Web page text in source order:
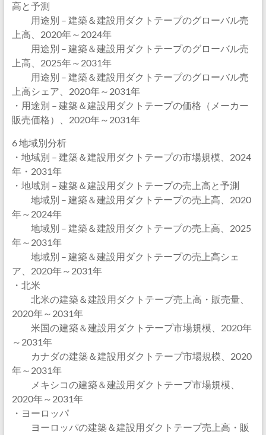
高と予測
用途別 – 建築＆建設用ダクトテープのグローバル売
上高、2020年～2024年
用途別 – 建築＆建設用ダクトテープのグローバル売
上高、2025年～2031年
用途別 – 建築＆建設用ダクトテープのグローバル売
上高シェア、2020年～2031年
・用途別 – 建築＆建設用ダクトテープの価格（メーカー
販売価格）、2020年～2031年
6 地域別分析
・地域別 – 建築＆建設用ダクトテープの市場規模、2024
年・2031年
・地域別 – 建築＆建設用ダクトテープの売上高と予測
地域別 – 建築＆建設用ダクトテープの売上高、2020
年～2024年
地域別 – 建築＆建設用ダクトテープの売上高、2025
年～2031年
地域別 – 建築＆建設用ダクトテープの売上高シェ
ア、2020年～2031年
・北米
北米の建築＆建設用ダクトテープ売上高・販売量、
2020年～2031年
米国の建築＆建設用ダクトテープ市場規模、2020年
～2031年
カナダの建築＆建設用ダクトテープ市場規模、2020
年～2031年
メキシコの建築＆建設用ダクトテープ市場規模、
2020年～2031年
・ヨーロッパ
ヨーロッパの建築＆建設用ダクトテープ売上高・販